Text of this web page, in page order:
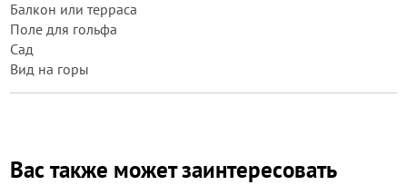
Балкон или терраса
Поле для гольфа
Сад
Вид на горы
Вас также может заинтересовать